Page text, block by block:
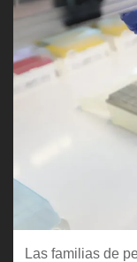
Las familias de